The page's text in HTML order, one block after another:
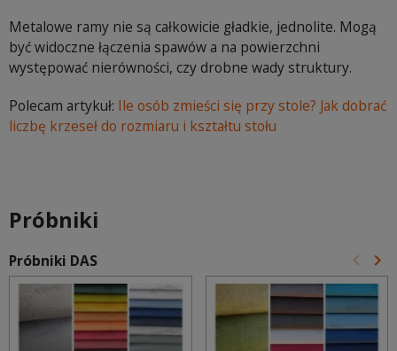
Metalowe ramy nie są całkowicie gładkie, jednolite. Mogą
być widoczne łączenia spawów a na powierzchni
występować nierówności, czy drobne wady struktury.
Polecam artykuł: Ile osób zmieści się przy stole? Jak dobrać
liczbę krzeseł do rozmiaru i kształtu stołu
Próbniki
Próbniki DAS keyboard_arrow_left keyboard_arrow_right